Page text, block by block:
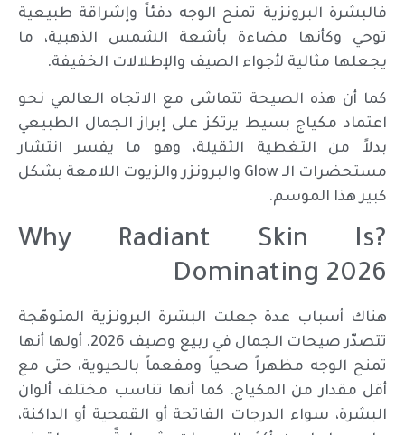
فالبشرة البرونزية تمنح الوجه دفئاً وإشراقة طبيعية
توحي وكأنها مضاءة بأشعة الشمس الذهبية، ما
يجعلها مثالية لأجواء الصيف والإطلالات الخفيفة.
كما أن هذه الصيحة تتماشى مع الاتجاه العالمي نحو
اعتماد مكياج بسيط يرتكز على إبراز الجمال الطبيعي
بدلاً من التغطية الثقيلة، وهو ما يفسر انتشار
مستحضرات الـ Glow والبرونزر والزيوت اللامعة بشكل
كبير هذا الموسم.
?Why Radiant Skin Is
Dominating 2026
هناك أسباب عدة جعلت البشرة البرونزية المتوهّجة
تتصدّر صيحات الجمال في ربيع وصيف 2026. أولها أنها
تمنح الوجه مظهراً صحياً ومفعماً بالحيوية، حتى مع
أقل مقدار من المكياج. كما أنها تناسب مختلف ألوان
البشرة، سواء الدرجات الفاتحة أو القمحية أو الداكنة،